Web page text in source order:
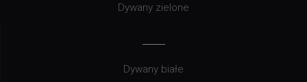
Dywany zielone
Dywany białe